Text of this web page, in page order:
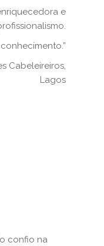
e
Cabeleireiros,
Lagos
confio na